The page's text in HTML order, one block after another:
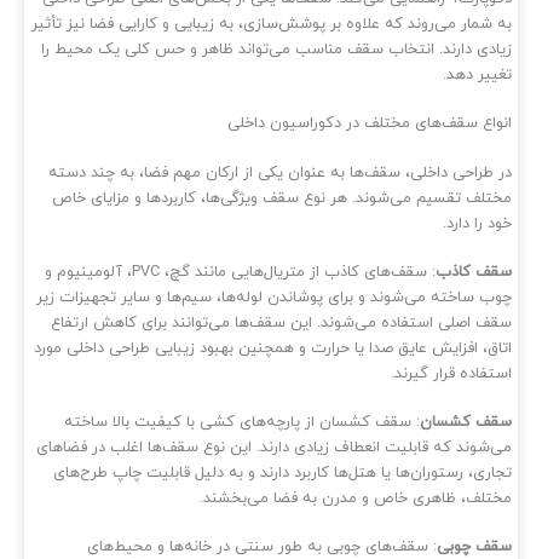
شمار می‌روند که علاوه بر پوشش‌سازی، به زیبایی و کارایی فضا نیز تأثیر
دارند. انتخاب سقف مناسب می‌تواند ظاهر و حس کلی یک محیط را
دهد.
سقف‌های مختلف در دکوراسیون داخلی
طراحی داخلی، سقف‌ها به عنوان یکی از ارکان مهم فضا، به چند دسته
تقسیم می‌شوند. هر نوع سقف ویژگی‌ها، کاربردها و مزایای خاص
را دارد.
کاذب
: سقف‌های کاذب از متریال‌هایی مانند گچ، PVC، آلومینیوم و
ساخته می‌شوند و برای پوشاندن لوله‌ها، سیم‌ها و سایر تجهیزات زیر
اصلی استفاده می‌شوند. این سقف‌ها می‌توانند برای کاهش ارتفاع
افزایش عایق صدا یا حرارت و همچنین بهبود زیبایی طراحی داخلی مورد
قرار گیرند.
کشسان: سقف‌ کشسان از پارچه‌های کشی با کیفیت بالا ساخته
که قابلیت انعطاف زیادی دارند. این نوع سقف‌ها اغلب در فضاهای
رستوران‌ها یا هتل‌ها کاربرد دارند و به دلیل قابلیت چاپ طرح‌های
ظاهری خاص و مدرن به فضا می‌بخشند.
چوبی: سقف‌های چوبی به طور سنتی در خانه‌ها و محیط‌های